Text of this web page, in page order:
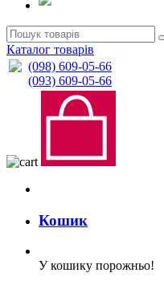
Каталог товарів
(098) 609-05-66
(093) 609-05-66
Кошик
У кошику порожньо!